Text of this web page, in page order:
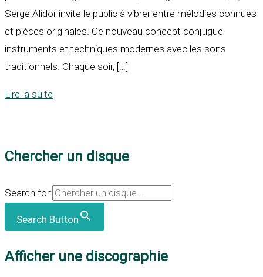
Serge Alidor invite le public à vibrer entre mélodies connues
et pièces originales. Ce nouveau concept conjugue
instruments et techniques modernes avec les sons
traditionnels. Chaque soir, […]
Lire la suite
Chercher un disque
Search for:
Search Button
Afficher une discographie